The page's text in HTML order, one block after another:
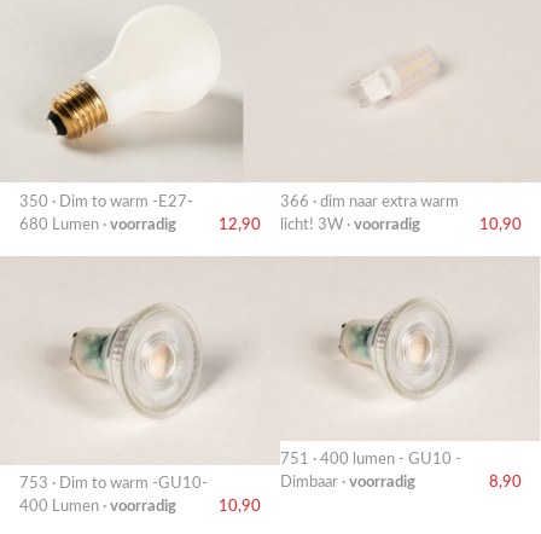
350 · Dim to warm -E27-
680 Lumen · voorradig 12,90
366 · dim naar extra warm
licht! 3W · voorradig 10,90
753 · Dim to warm -GU10-
400 Lumen · voorradig 10,90
751 · 400 lumen - GU10 -
Dimbaar · voorradig 8,90